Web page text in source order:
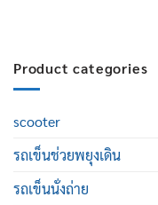
Product categories
scooter
รถเข็นช่วยพยุงเดิน
รถเข็นนั่งถ่าย